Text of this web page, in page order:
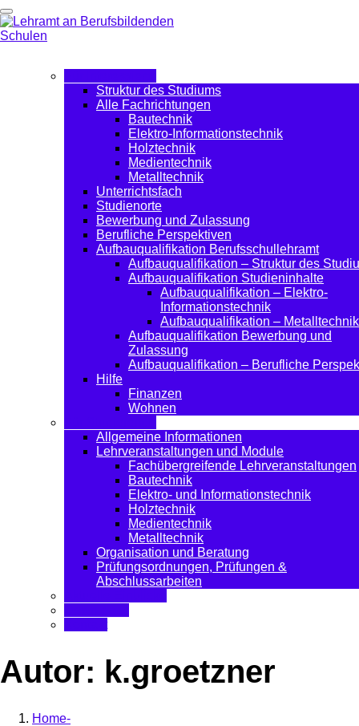
Struktur des Studiums
Alle Fachrichtungen
Bautechnik
Elektro-Informationstechnik
Holztechnik
Medientechnik
Metalltechnik
Unterrichtsfach
Studienorte
Bewerbung und Zulassung
Berufliche Perspektiven
Aufbauqualifikation Berufsschullehramt
Aufbauqualifikation – Struktur des
Aufbauqualifikation Studieninhalte
Aufbauqualifikation – Elektro-
Informationstechnik
Aufbauqualifikation – Metalltechnik
Aufbauqualifikation Bewerbung und
Zulassung
Aufbauqualifikation – Berufliche
Hilfe
Finanzen
Wohnen
Allgemeine Informationen
Lehrveranstaltungen und Module
Fachübergreifende Lehrveranstaltungen
Bautechnik
Elektro- und Informationstechnik
Holztechnik
Medientechnik
Metalltechnik
Organisation und Beratung
Prüfungsordnungen, Prüfungen &
Abschlussarbeiten
Autor: k.groetzner
Home